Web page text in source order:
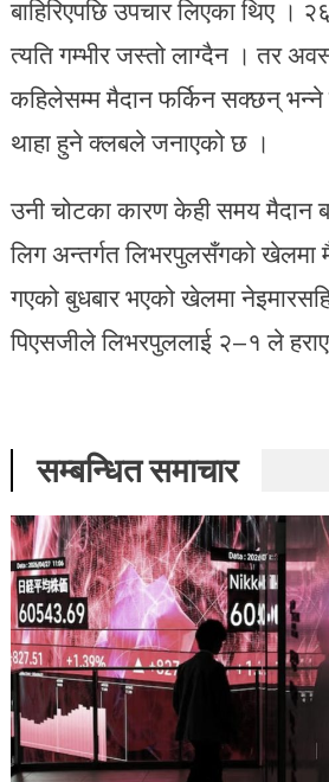
बाहिरिएपछि उपचार लिएका थिए ।
त्यति गम्भीर जस्तो लाग्दैन । तर
कहिलेसम्म मैदान फर्किन सक्छन् भन्ने
थाहा हुने क्लबले जनाएको छ ।
उनी चोटका कारण केही समय मैदान
लिग अन्तर्गत लिभरपुलसँगको खेलमा
गएको बुधबार भएको खेलमा
पिएसजीले लिभरपुललाई २–१ ले
सम्बन्धित समाचार